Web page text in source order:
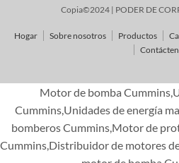
Copia©2024 | PODER DE
Hogar Sobre nosotros Productos
Motor de bomba
Cummins,Unidades de energía
bomberos Cummins,Motor de
Cummins,Distribuidor de motores